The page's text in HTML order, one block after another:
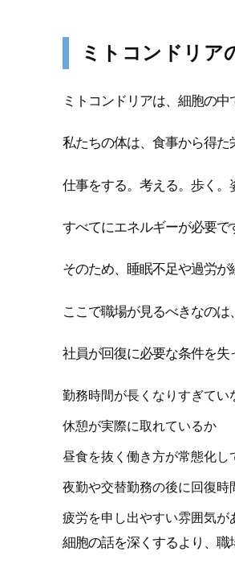
ミトコンドリア
ミトコンドリアは、細胞の中
私たちの体は、食事から得た
仕事をする。考える。歩く。
すべてにエネルギーが必要で
そのため、睡眠不足や過労が
ここで職場が見るべきなのは
社員が回復に必要な条件を失
勤務時間が長くなりすぎてい
休憩が実際に取れているか
昼食を抜く働き方が常態化し
夜勤や交替勤務の後に回復時
疲労を申し出やすい雰囲気が
細胞の話を深くするより、職